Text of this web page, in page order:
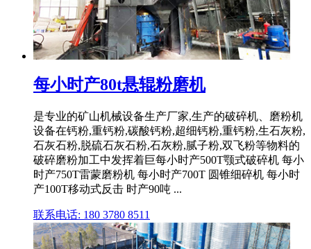
每小时产80t悬辊粉磨机
是专业的矿山机械设备生产厂家,生产的破碎机、磨粉机
设备在钙粉,重钙粉,碳酸钙粉,超细钙粉,重钙粉,生石灰粉,
石灰石粉,脱硫石灰石粉,石灰粉,腻子粉,双飞粉等物料的
破碎磨粉加工中发挥着巨每小时产500T颚式破碎机 每小
时产750T雷蒙磨粉机 每小时产700T 圆锥细碎机 每小时
产100T移动式反击 时产90吨 ...
联系电话: 180 3780 8511